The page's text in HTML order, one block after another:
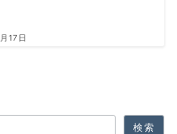
17日
検索